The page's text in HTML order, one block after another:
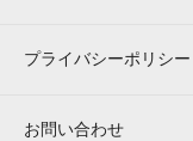
プライバシーポリシー
お問い合わせ